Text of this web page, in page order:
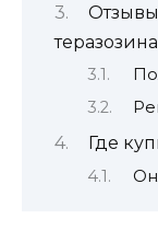
Где